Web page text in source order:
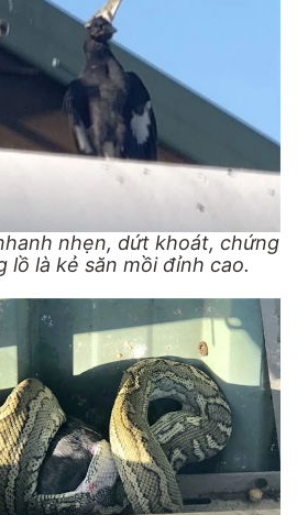
nhẹn, dứt khoát, chứng
lồ là kẻ săn mồi đỉnh cao.